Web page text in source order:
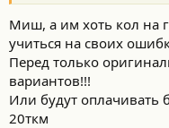
Миш, а им хоть кол на
учиться на своих
Перед только
вариантов!!!
Или будут оплачивать
20ткм